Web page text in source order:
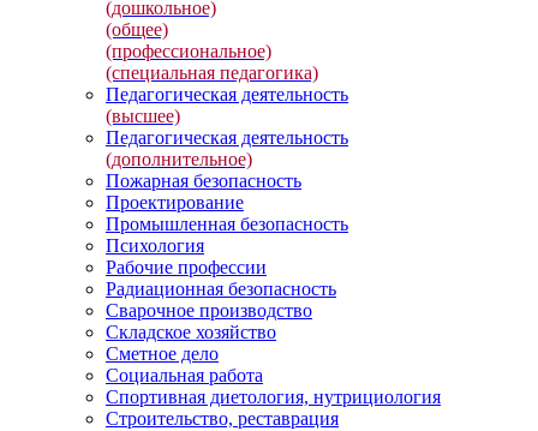
(дошкольное)
(общее)
(профессиональное)
(специальная педагогика)
Педагогическая деятельность
(высшее)
Педагогическая деятельность
(дополнительное)
Пожарная безопасность
Проектирование
Промышленная безопасность
Психология
Рабочие профессии
Радиационная безопасность
Сварочное производство
Складское хозяйство
Сметное дело
Социальная работа
Спортивная диетология, нутрициология
Строительство, реставрация